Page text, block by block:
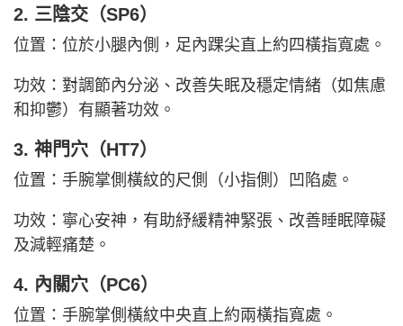
2. 三陰交（SP6）
位置：位於小腿內側，足內踝尖直上約四橫指寬處。
功效：對調節內分泌、改善失眠及穩定情緒（如焦慮
和抑鬱）有顯著功效。
3. 神門穴（HT7）
位置：手腕掌側橫紋的尺側（小指側）凹陷處。
功效：寧心安神，有助紓緩精神緊張、改善睡眠障礙
及減輕痛楚。
4. 內關穴（PC6）
位置：手腕掌側橫紋中央直上約兩橫指寬處。